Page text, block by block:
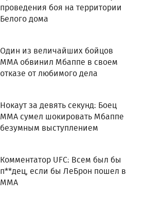
проведения боя на территории
Белого дома
Один из величайших бойцов
MMA обвинил Мбаппе в своем
отказе от любимого дела
Нокаут за девять секунд: Боец
ММА сумел шокировать Мбаппе
безумным выступлением
Комментатор UFC: Всем был бы
п**дец, если бы ЛеБрон пошел в
ММА